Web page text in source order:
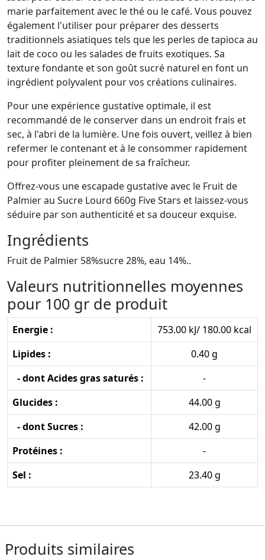
marie parfaitement avec le thé ou le café. Vous pouvez
également l'utiliser pour préparer des desserts
traditionnels asiatiques tels que les perles de tapioca au
lait de coco ou les salades de fruits exotiques. Sa
texture fondante et son goût sucré naturel en font un
ingrédient polyvalent pour vos créations culinaires.
Pour une expérience gustative optimale, il est
recommandé de le conserver dans un endroit frais et
sec, à l'abri de la lumière. Une fois ouvert, veillez à bien
refermer le contenant et à le consommer rapidement
pour profiter pleinement de sa fraîcheur.
Offrez-vous une escapade gustative avec le Fruit de
Palmier au Sucre Lourd 660g Five Stars et laissez-vous
séduire par son authenticité et sa douceur exquise.
Ingrédients
Fruit de Palmier 58%sucre 28%, eau 14%..
Valeurs nutritionnelles moyennes
pour 100 gr de produit
Energie :
753.00 kJ/ 180.00 kcal
Lipides :
0.40 g
- dont Acides gras saturés :
-
Glucides :
44.00 g
- dont Sucres :
42.00 g
Protéines :
-
Sel :
23.40 g
Produits similaires